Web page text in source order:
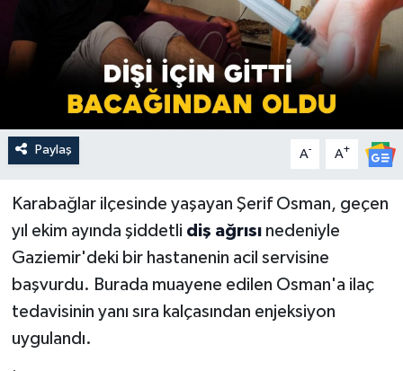
Paylaş A- A+
Karabağlar ilçesinde yaşayan Şerif Osman, geçen
yıl ekim ayında şiddetli diş ağrısınedeniyle
Gaziemir'deki bir hastanenin acil servisine
başvurdu. Burada muayene edilen Osman'a ilaç
tedavisinin yanı sıra kalçasından enjeksiyon
uygulandı.